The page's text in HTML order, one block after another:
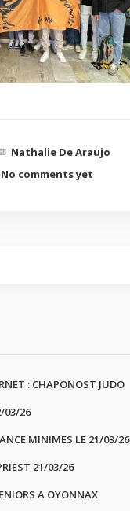
Nathalie De Araujo
No comments yet
: CHAPONOST JUDO
03/26
MINIMES LE 21/03/26
21/03/26
A OYONNAX